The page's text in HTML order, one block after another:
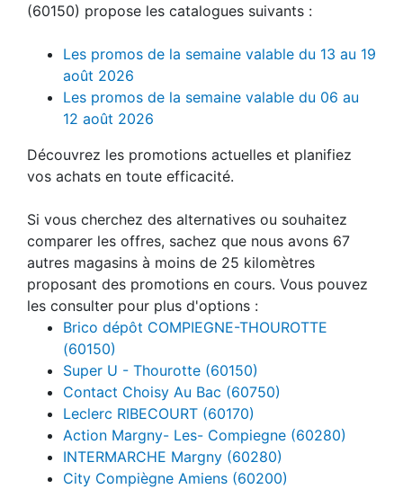
(60150) propose les catalogues suivants :
Les promos de la semaine valable du 13 au 19
août 2026
Les promos de la semaine valable du 06 au
12 août 2026
Découvrez les promotions actuelles et planifiez
vos achats en toute efficacité.
Si vous cherchez des alternatives ou souhaitez
comparer les offres, sachez que nous avons 67
autres magasins à moins de 25 kilomètres
proposant des promotions en cours. Vous pouvez
les consulter pour plus d'options :
Brico dépôt COMPIEGNE-THOUROTTE
(60150)
Super U - Thourotte (60150)
Contact Choisy Au Bac (60750)
Leclerc RIBECOURT (60170)
Action Margny- Les- Compiegne (60280)
INTERMARCHE Margny (60280)
City Compiègne Amiens (60200)